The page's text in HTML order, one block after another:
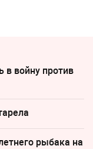
в войну против
рыбака на